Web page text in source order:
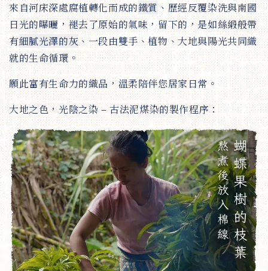
來自河床深處腐植轉化而成的鐵質 、歷經反覆染洗與南國
日光的曝曬，褪去了原始的氣味，留下的，是如絲緞般帶
有細膩光澤的灰 、一段由雙手、植物、大地與陽光共同織
就的生命循環。
願此富有生命力的織品，溫柔陪伴您居家日常。
大地之色，光陰之染 – 古法泥煤染的製作程序：